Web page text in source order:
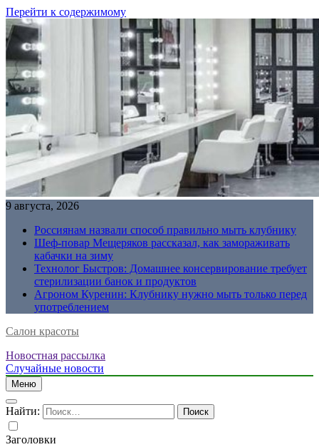
Перейти к содержимому
9 августа, 2026
Россиянам назвали способ правильно мыть клубнику
Шеф-повар Мещеряков рассказал, как замораживать
кабачки на зиму
Технолог Быстров: Домашнее консервирование требует
стерилизации банок и продуктов
Агроном Куренин: Клубнику нужно мыть только перед
употреблением
Салон красоты
Новостная рассылка
Случайные новости
Меню
Найти:
Заголовки